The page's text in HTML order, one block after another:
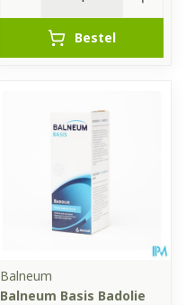
Bestel
Balneum
Balneum Basis Badolie